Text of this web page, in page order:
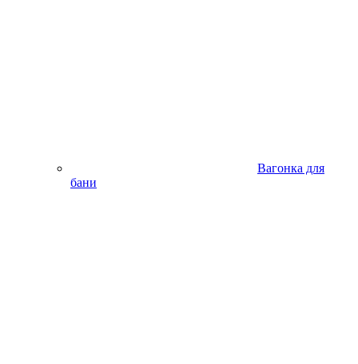
Вагонка для
бани